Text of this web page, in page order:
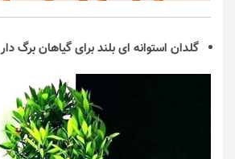
گلدان استوانه ای بلند برای گیاهان برگ دار